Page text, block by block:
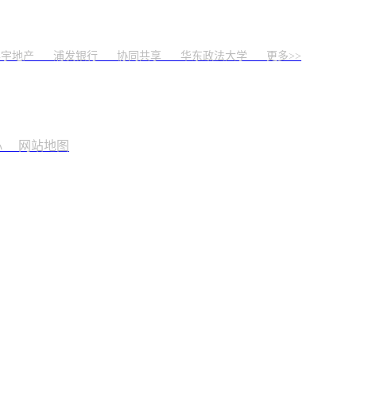
地产 浦发银行 协同共享 华东政法大学 更多>>
网站地图